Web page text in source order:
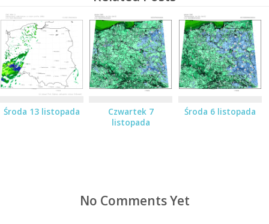
Środa 13 listopada
Czwartek 7
listopada
Środa 6 listopada
No Comments Yet